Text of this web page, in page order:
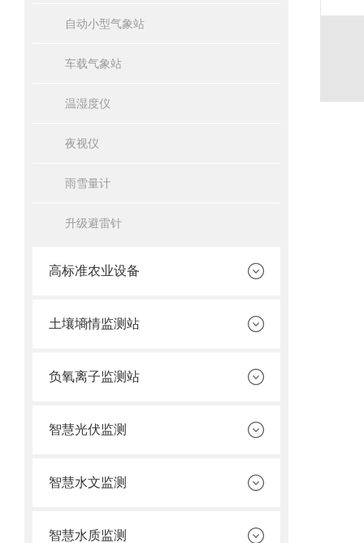
自动小型气象站
车载气象站
温湿度仪
夜视仪
雨雪量计
升级避雷针
高标准农业设备
土壤墒情监测站
负氧离子监测站
智慧光伏监测
智慧水文监测
智慧水质监测